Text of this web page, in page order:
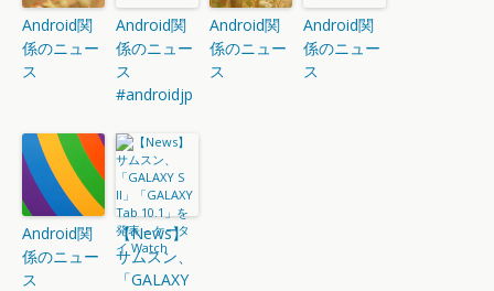
Android関
係のニュー
ス
Android関
係のニュー
ス
#androidjp
Android関
係のニュー
ス
Android関
係のニュー
ス
Android関
係のニュー
ス
【News】
サムスン、
「GALAXY